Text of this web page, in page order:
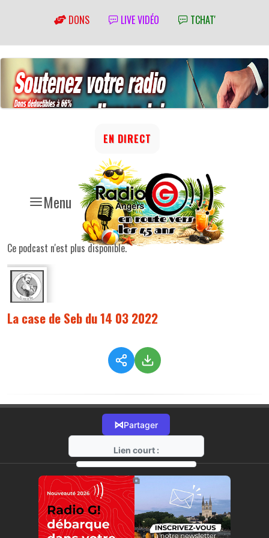
DONS LIVE VIDÉO TCHAT'
Menu
EN DIRECT
Ce podcast n'est plus disponible.
La case de Seb du 14 03 2022
⋈Partager
Lien court :
https://radio-g.fr?7725
⧉